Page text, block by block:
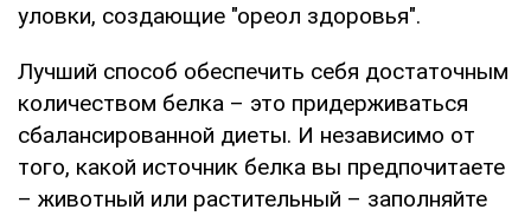
уловки, создающие "ореол здоровья".
Лучший способ обеспечить себя достаточным
количеством белка – это придерживаться
сбалансированной диеты. И независимо от
того, какой источник белка вы предпочитаете
– животный или растительный – заполняйте